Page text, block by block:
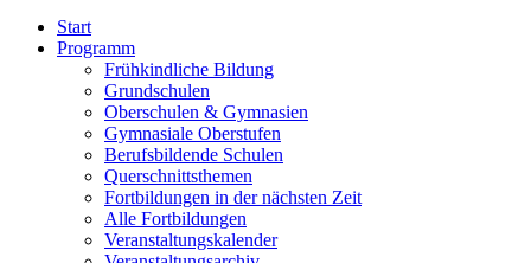
Start
Programm
Frühkindliche Bildung
Grundschulen
Oberschulen & Gymnasien
Gymnasiale Oberstufen
Berufsbildende Schulen
Querschnittsthemen
Fortbildungen in der nächsten Zeit
Alle Fortbildungen
Veranstaltungskalender